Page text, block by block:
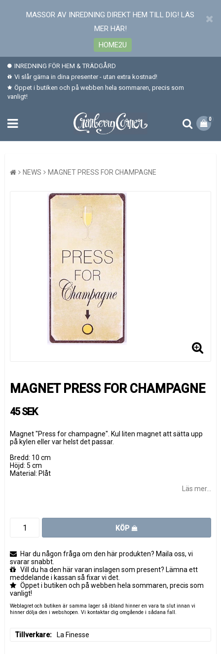
MASSOR AV INREDNING DIREKT HEM TILL DIG! LÄS
MER HÄR!
HOME2U
INREDNING FÖR HEM & TRÄDGÅRD
Vi slår gärna in dina presenter - utan extra kostnad!
Öppet i butiken och på webben hela sommaren, precis som
vanligt!
0
NEWS MAGNET PRESS FOR CHAMPAGNE
MAGNET PRESS FOR CHAMPAGNE
45 SEK
Magnet "Press for champagne". Kul liten magnet att sätta upp
på kylen eller var helst det passar.
Bredd: 10 cm
Höjd: 5 cm
Material: Plåt
Läs mer...
KÖP
Har du någon fråga om den här produkten? Maila oss, vi
svarar snabbt.
Vill du ha den här varan inslagen som present? Lämna ett
meddelande i kassan så fixar vi det.
Öppet i butiken och på webben hela sommaren, precis som
vanligt!
Weblagret och butiken är samma lager så ibland hinner en vara ta slut innan vi
hinner dölja den i webshopen. Vi kontaktar dig omgående i sådana fall.
Tillverkare La Finesse